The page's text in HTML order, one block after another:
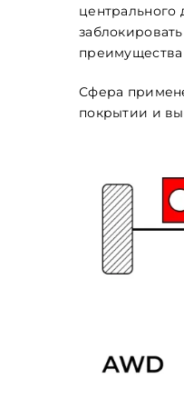
Сфера
покрытии и